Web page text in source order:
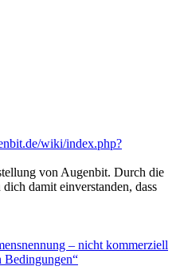
wiki/index.php?
von Augenbit. Durch die
damit einverstanden, dass